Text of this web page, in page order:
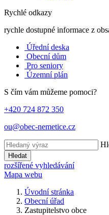
Rychlé odkazy
rychle dostupné informace z
Úřední deska
Obecní dům
Pro seniory
Územní plán
S čím vám můžeme pomoci?
+420 724 872 350
ou@obec-nemetice.cz
Hledat
rozšířené vyhledávání
Mapa webu
Úvodní stránka
Obecní úřad
Zastupitelstvo obce